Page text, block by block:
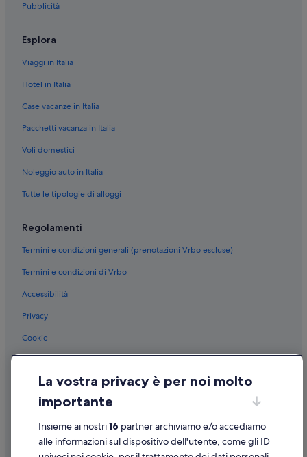
Pubblicità
Esplora
Viaggi in Italia
Hotel in Italia
Case vacanze in Italia
Pacchetti vacanza in Italia
Voli domestici
Noleggio auto in Italia
Tutte le tipologie di alloggi
Regolamenti
Termini e condizioni generali (prenotazioni Vrbo escluse)
Termini e condizioni di Vrbo
Accessibilità
Privacy
Cookie
Informazioni legali/Contatti
Linee guida sui contenuti e segnalazione dei contenuti
Supporto
La vostra privacy è per noi molto
importante
Insieme ai nostri16 partner archiviamo e/o accediamo
alle informazioni sul dispositivo dell'utente, come gli ID